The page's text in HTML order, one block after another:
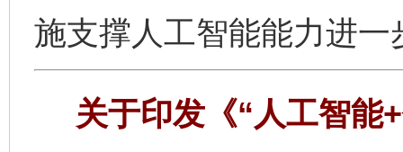
施支撑人工智能能力进一
关于印发《“人工智能